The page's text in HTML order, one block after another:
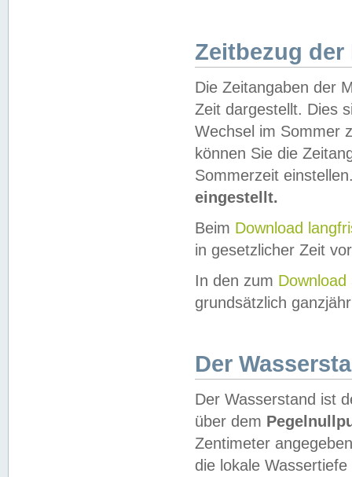
Zeitbezug der
Die Zeitangaben der
Zeit dargestellt. Dies
Wechsel im Sommer
können Sie die
Sommerzeit
eingestellt.
Beim Download
in gesetzlicher Zeit
In den zum Download
grundsätzlich
Der
Der Wasserstand ist
über dem
Zentimeter
die lokale